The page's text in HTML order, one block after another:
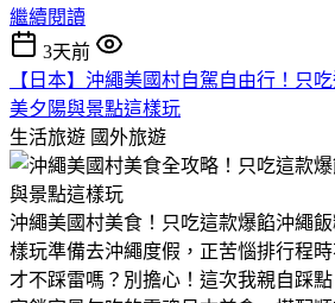
繼續閱讀
3天前
【日本】沖繩美國村自駕自由行！只
美夕陽與景點這樣玩
生活旅遊 國外旅遊
沖繩美國村美食！只吃這款爆餡沖繩
樣玩​準備去沖繩度假，正苦惱排行程
才不踩雷嗎？​別擔心！這次我親自踩